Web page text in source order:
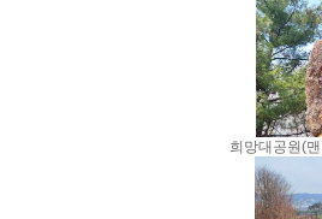
희망대공원(